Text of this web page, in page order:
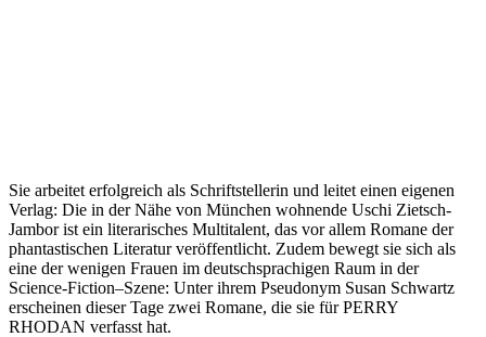
Sie arbeitet erfolgreich als Schriftstellerin und leitet einen eigenen
Verlag: Die in der Nähe von München wohnende Uschi Zietsch-
Jambor ist ein literarisches Multitalent, das vor allem Romane der
phantastischen Literatur veröffentlicht. Zudem bewegt sie sich als
eine der wenigen Frauen im deutschsprachigen Raum in der
Science-Fiction–Szene: Unter ihrem Pseudonym Susan Schwartz
erscheinen dieser Tage zwei Romane, die sie für PERRY
RHODAN verfasst hat.